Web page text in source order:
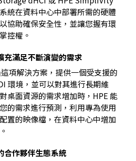
統在資料中心中部署所需的硬體
協助確保安全性，並讓您握有環
控權。
充滿足不斷演變的需求
項解決方案，提供一個受支援的
環境，並可以對其進行長期維
桌面資源的需求增加時，HPE 能
的需求進行預測，利用專為使用
置的映像檔，在資料中心中增加
合作夥伴生態系統